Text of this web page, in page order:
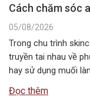
Cách chăm sóc
05/08/2026
Trong chu trình
truyền tai nhau về
hay sử dụng muối
Đọc thêm